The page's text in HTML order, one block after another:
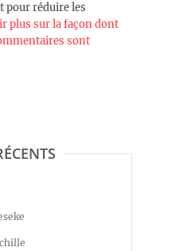
pour réduire les
plus sur la façon dont
sont